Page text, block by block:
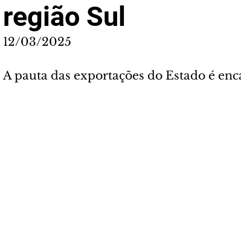
região Sul
12/03/2025
A pauta das exportações do Estado é